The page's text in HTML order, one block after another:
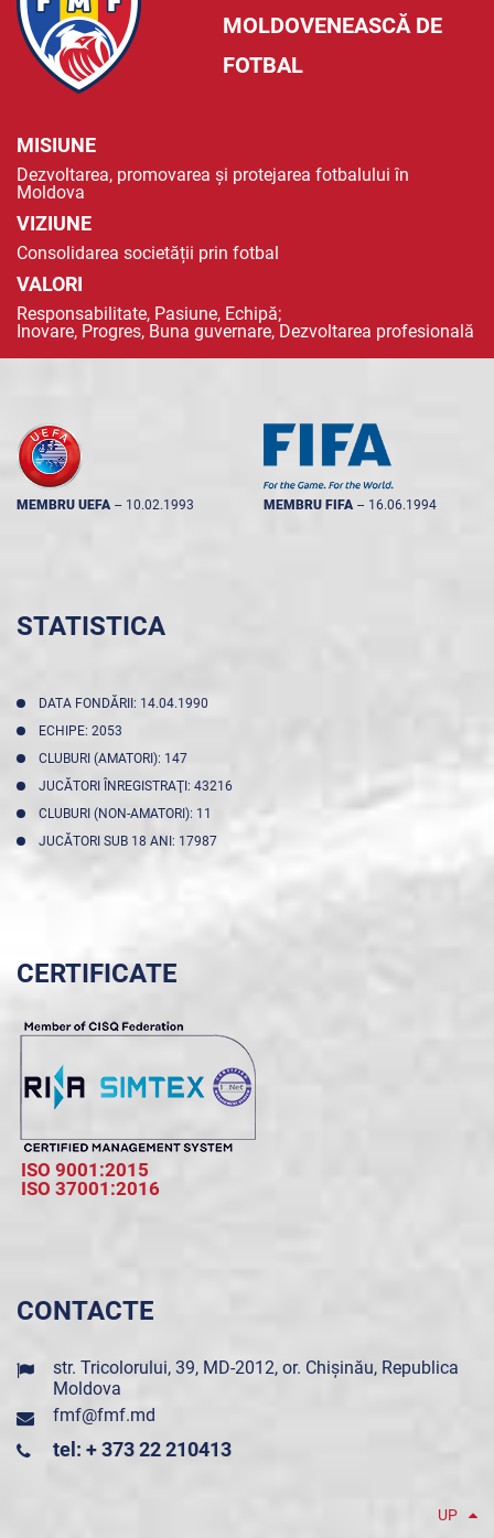
MOLDOVENEASCĂ DE
FOTBAL
MISIUNE
Dezvoltarea, promovarea și protejarea fotbalului în
Moldova
VIZIUNE
Consolidarea societății prin fotbal
VALORI
Responsabilitate, Pasiune, Echipă;
Inovare, Progres, Buna guvernare, Dezvoltarea profesională
MEMBRU UEFA -- 10.02.1993 MEMBRU FIFA -- 16.06.1994
STATISTICA
DATA FONDĂRII: 14.04.1990
ECHIPE: 2053
CLUBURI (AMATORI): 147
JUCĂTORI ÎNREGISTRAŢI: 43216
CLUBURI (NON-AMATORI): 11
JUCĂTORI SUB 18 ANI: 17987
CERTIFICATE
ISO 9001:2015
ISO 37001:2016
CONTACTE
str. Tricolorului, 39, MD-2012, or. Chișinău, Republica
Moldova
fmf@fmf.md
tel: + 373 22 210413
UP